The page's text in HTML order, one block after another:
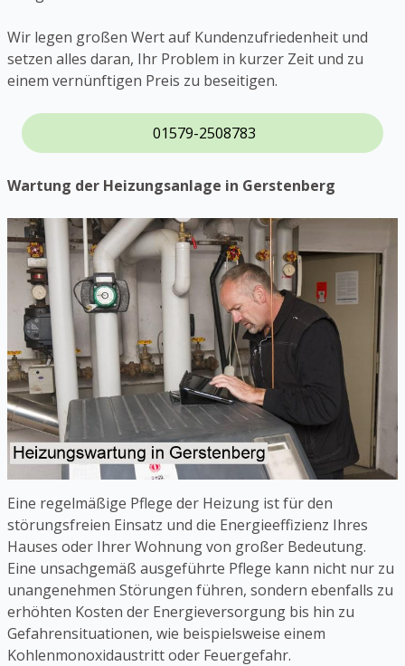
Wir legen großen Wert auf Kundenzufriedenheit und
setzen alles daran, Ihr Problem in kurzer Zeit und zu
einem vernünftigen Preis zu beseitigen.
01579-2508783
Wartung der Heizungsanlage in Gerstenberg
Eine regelmäßige Pflege der Heizung ist für den
störungsfreien Einsatz und die Energieeffizienz Ihres
Hauses oder Ihrer Wohnung von großer Bedeutung.
Eine unsachgemäß ausgeführte Pflege kann nicht nur zu
unangenehmen Störungen führen, sondern ebenfalls zu
erhöhten Kosten der Energieversorgung bis hin zu
Gefahrensituationen, wie beispielsweise einem
Kohlenmonoxidaustritt oder Feuergefahr.